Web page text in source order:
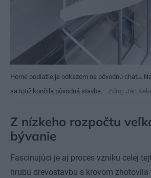
Horné podlažie je odkazom na pôvodnú chatu.
sa totiž končila pôvodná stavba.
Zdroj: Ján
Z nízkeho rozpočtu
bývanie
Fascinujúci je aj proces vzniku celej
hrubú drevostavbu s krovom